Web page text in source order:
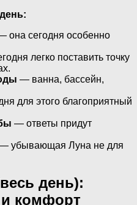
она сегодня особенно
легко поставить точку
— ванна, бассейн,
для этого благоприятный
— ответы придут
убывающая Луна не для
день):
и комфорт